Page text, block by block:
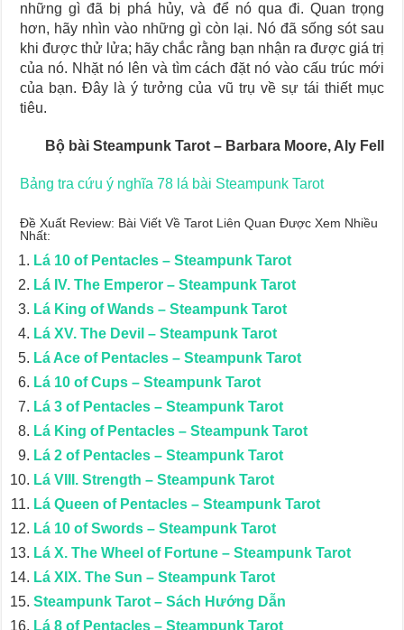
những gì đã bị phá hủy, và để nó qua đi. Quan trọng
hơn, hãy nhìn vào những gì còn lại. Nó đã sống sót sau
khi được thử lửa; hãy chắc rằng bạn nhận ra được giá trị
của nó. Nhặt nó lên và tìm cách đặt nó vào cấu trúc mới
của bạn. Đây là ý tưởng của vũ trụ về sự tái thiết mục
tiêu.
Bộ bài Steampunk Tarot – Barbara Moore, Aly Fell
Bảng tra cứu ý nghĩa 78 lá bài Steampunk Tarot
Đề Xuất Review: Bài Viết Về Tarot Liên Quan Được Xem Nhiều
Nhất:
Lá 10 of Pentacles – Steampunk Tarot
Lá IV. The Emperor – Steampunk Tarot
Lá King of Wands – Steampunk Tarot
Lá XV. The Devil – Steampunk Tarot
Lá Ace of Pentacles – Steampunk Tarot
Lá 10 of Cups – Steampunk Tarot
Lá 3 of Pentacles – Steampunk Tarot
Lá King of Pentacles – Steampunk Tarot
Lá 2 of Pentacles – Steampunk Tarot
Lá VIII. Strength – Steampunk Tarot
Lá Queen of Pentacles – Steampunk Tarot
Lá 10 of Swords – Steampunk Tarot
Lá X. The Wheel of Fortune – Steampunk Tarot
Lá XIX. The Sun – Steampunk Tarot
Steampunk Tarot – Sách Hướng Dẫn
Lá 8 of Pentacles – Steampunk Tarot